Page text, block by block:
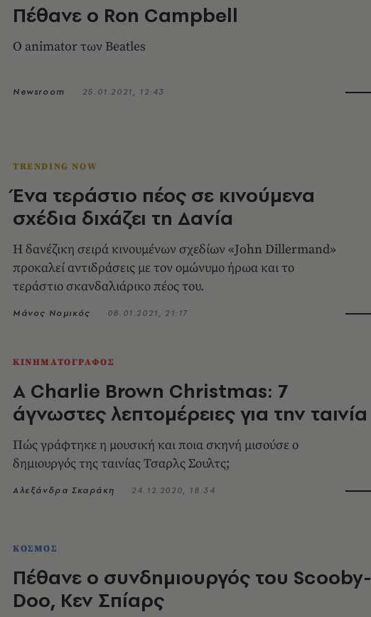
Πέθανε ο Ron Campbell
Ο animator των Beatles
Newsroom 25.01.2021, 12:43
TRENDING NOW
Ένα τεράστιο πέος σε κινούμενα
σχέδια διχάζει τη Δανία
Η δανέζικη σειρά κινουμένων σχεδίων «John Dillermand»
προκαλεί αντιδράσεις με τον ομώνυμο ήρωα και το
τεράστιο σκανδαλιάρικο πέος του.
Μάνος Νομικός 08.01.2021, 21:17
ΚΙΝΗΜΑΤΟΓΡΑΦΟΣ
A Charlie Brown Christmas: 7
άγνωστες λεπτομέρειες για την ταινία
Πώς γράφτηκε η μουσική και ποια σκηνή μισούσε ο
δημιουργός της ταινίας Τσαρλς Σουλτς;
Αλεξάνδρα Σκαράκη 24.12.2020, 18:34
ΚΟΣΜΟΣ
Πέθανε ο συνδημιουργός του Scooby-
Doo, Κεν Σπίαρς